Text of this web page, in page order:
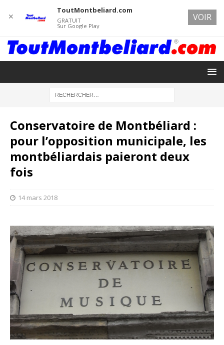
Conservatoire de Montbéliard :
pour l’opposition municipale, les
montbéliardais paieront deux
fois
14 mars 2018
✕
ToutMontbeliard.com
GRATUIT
Sur Google Play
VOIR